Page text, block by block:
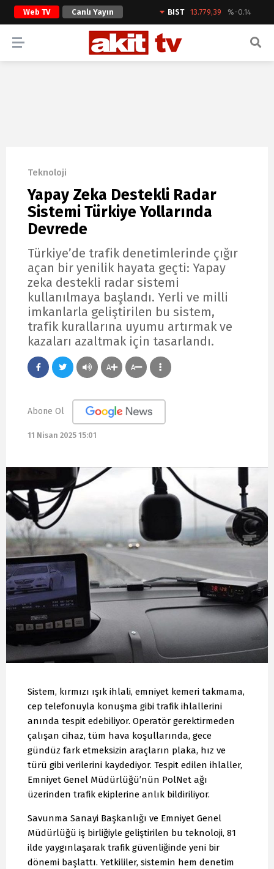
Web TV Canlı Yayın BIST 13.779,39 %-0.14
ARAMA YAP
Teknoloji
Yapay Zeka Destekli Radar
Sistemi Türkiye Yollarında
Devrede
Türkiye’de trafik denetimlerinde çığır
açan bir yenilik hayata geçti: Yapay
zeka destekli radar sistemi
kullanılmaya başlandı. Yerli ve milli
imkanlarla geliştirilen bu sistem,
trafik kurallarına uyumu artırmak ve
kazaları azaltmak için tasarlandı.
A A
Abone Ol
11 Nisan 2025 15:01
Sistem, kırmızı ışık ihlali, emniyet kemeri takmama,
cep telefonuyla konuşma gibi trafik ihlallerini
anında tespit edebiliyor. Operatör gerektirmeden
çalışan cihaz, tüm hava koşullarında, gece
gündüz fark etmeksizin araçların plaka, hız ve
türü gibi verilerini kaydediyor. Tespit edilen ihlaller,
Emniyet Genel Müdürlüğü’nün PolNet ağı
üzerinden trafik ekiplerine anlık bildiriliyor.
Savunma Sanayi Başkanlığı ve Emniyet Genel
Müdürlüğü iş birliğiyle geliştirilen bu teknoloji, 81
ilde yaygınlaşarak trafik güvenliğinde yeni bir
dönemi başlattı. Yetkililer, sistemin hem denetim